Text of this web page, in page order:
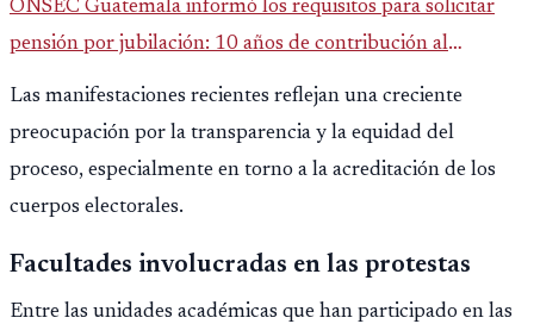
ONSEC Guatemala informó los requisitos para solicitar
pensión por jubilación: 10 años de contribución al
Montepío y 50 años de edad, o 20 años de servicio sin
importar edad.
Las manifestaciones recientes reflejan una creciente
preocupación por la transparencia y la equidad del
proceso, especialmente en torno a la acreditación de los
cuerpos electorales.
Facultades involucradas en las protestas
Entre las unidades académicas que han participado en las